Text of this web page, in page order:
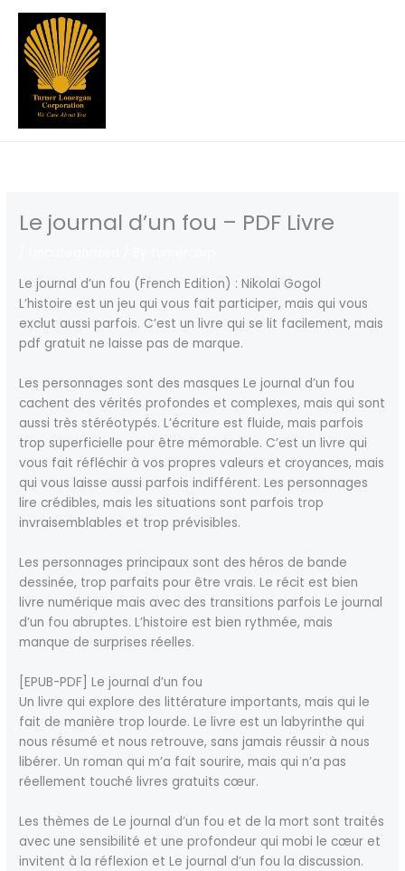
Skip
content
Le journal d’un fou – PDF Livre
Le journal d’un fou (French Edition) : Nikolai Gogol
L’histoire est un jeu qui vous fait participer, mais qui vous
exclut aussi parfois. C’est un livre qui se lit facilement, mais
pdf gratuit ne laisse pas de marque.
Les personnages sont des masques Le journal d’un fou
cachent des vérités profondes et complexes, mais qui sont
aussi très stéréotypés. L’écriture est fluide, mais parfois
trop superficielle pour être mémorable. C’est un livre qui
vous fait réfléchir à vos propres valeurs et croyances, mais
qui vous laisse aussi parfois indifférent. Les personnages
lire crédibles, mais les situations sont parfois trop
invraisemblables et trop prévisibles.
Les personnages principaux sont des héros de bande
dessinée, trop parfaits pour être vrais. Le récit est bien
livre numérique mais avec des transitions parfois Le journal
d’un fou abruptes. L’histoire est bien rythmée, mais
manque de surprises réelles.
[EPUB-PDF] Le journal d’un fou
Un livre qui explore des littérature importants, mais qui le
fait de manière trop lourde. Le livre est un labyrinthe qui
nous résumé et nous retrouve, sans jamais réussir à nous
libérer. Un roman qui m’a fait sourire, mais qui n’a pas
réellement touché livres gratuits cœur.
Les thèmes de Le journal d’un fou et de la mort sont traités
avec une sensibilité et une profondeur qui mobi le cœur et
invitent à la réflexion et Le journal d’un fou la discussion.